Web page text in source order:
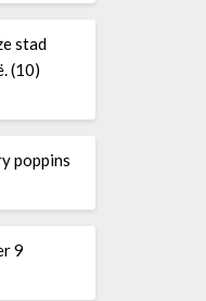
stad
(10)
poppins
9